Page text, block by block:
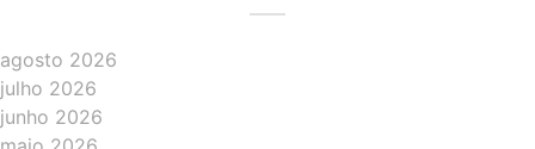
agosto 2026
julho 2026
junho 2026